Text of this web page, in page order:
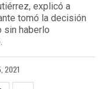
explicó a
tomó la decisión
sin haberlo
2021